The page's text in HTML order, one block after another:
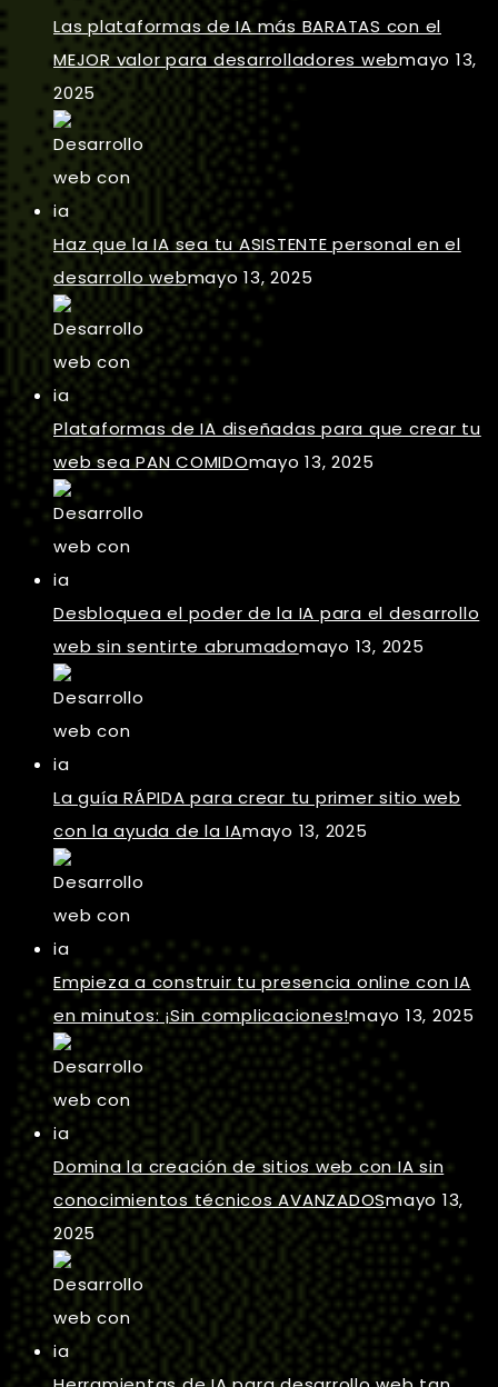
Las plataformas de IA más BARATAS con el
MEJOR valor para desarrolladores webmayo 13,
2025
Haz que la IA sea tu ASISTENTE personal en el
desarrollo webmayo 13, 2025
Plataformas de IA diseñadas para que crear tu
web sea PAN COMIDOmayo 13, 2025
Desbloquea el poder de la IA para el desarrollo
web sin sentirte abrumadomayo 13, 2025
La guía RÁPIDA para crear tu primer sitio web
con la ayuda de la IAmayo 13, 2025
Empieza a construir tu presencia online con IA
en minutos: ¡Sin complicaciones!mayo 13, 2025
Domina la creación de sitios web con IA sin
conocimientos técnicos AVANZADOSmayo 13,
2025